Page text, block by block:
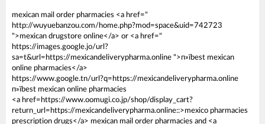
mexican mail order pharmacies <a href="
http://wuyuebanzou.com/home.php?mod=space&uid=742723
">mexican drugstore online</a> or <a href="
https://images.google.jo/url?
sa=t&url=https://mexicandeliverypharma.online ">п»їbest mexican
online pharmacies</a>
https://www.google.tn/url?q=https://mexicandeliverypharma.online
п»їbest mexican online pharmacies
<a href=https://www.oomugi.co.jp/shop/display_cart?
return_url=https://mexicandeliverypharma.online::>mexico pharmacies
prescription drugs</a> mexican mail order pharmacies and <a